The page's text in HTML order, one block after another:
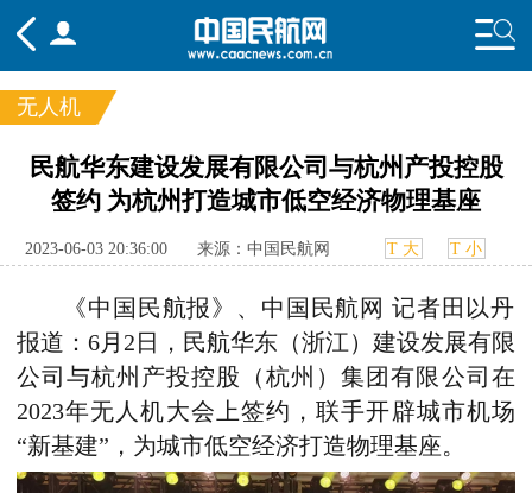
频道
头条 要闻 国内 国际
行业
航图 智库 专题 舆情
无人机
民航华东建设发展有限公司与杭州产投控股
签约 为杭州打造城市低空经济物理基座
2023-06-03 20:36:00 来源：中国民航网 T 大 T 小
《中国民航报》、中国民航网 记者田以丹
报道：6月2日， 民航华东（浙江）建设发展有限
公司与杭州 产投控股（杭州）集团有限公司在
2023年无人机大会上签约，联手开辟城市机场
“新基建”，为城市低空经济打造物理基座。